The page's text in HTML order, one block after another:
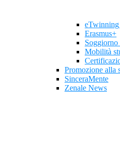
Erasmus+
Mobilità
Promozione alla
SinceraMente
Zenale News